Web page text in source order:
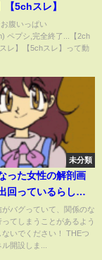
【5chスレ】
腹いっぱい
ペプシ,完全終了...【2ch
レ】【5chスレ】って動
未分類
った女性の解剖画
回っているらしい...
バグっていて、関係のな
てしまうことがあるよう
いでください！ THEつ
開設しま...